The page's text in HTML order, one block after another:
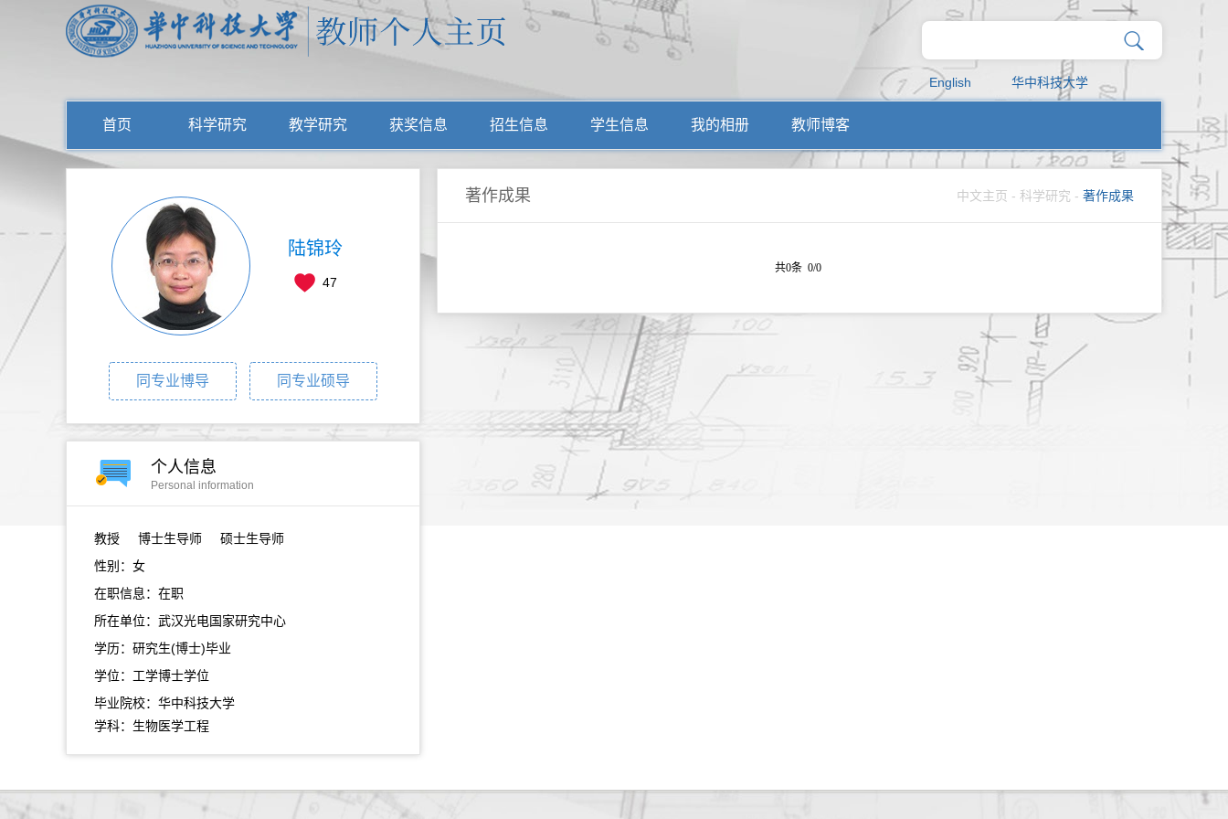
English 华中科技大学
首页 科学研究 教学研究 获奖信息 招生信息 学生信息 我的相册 教师博客
陆锦玲
47
同专业博导 同专业硕导
个人信息
Personal information
教授
博士生导师 硕士生导师
性别：女
在职信息：在职
所在单位：武汉光电国家研究中心
学历：研究生(博士)毕业
学位：工学博士学位
毕业院校：华中科技大学
学科：生物医学工程
著作成果 中文主页 - 科学研究 - 著作成果
共0条 0/0